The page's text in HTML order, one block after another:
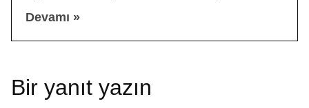
Devamı »
Bir yanıt yazın